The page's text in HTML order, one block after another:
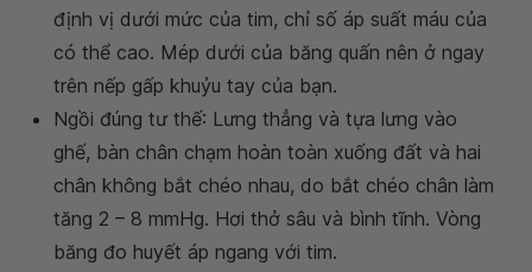
định vị dưới mức của tim, chỉ số áp suất máu của
có thể cao. Mép dưới của băng quấn nên ở ngay
trên nếp gấp khuỷu tay của bạn.
Ngồi đúng tư thế: Lưng thẳng và tựa lưng vào
ghế, bàn chân chạm hoàn toàn xuống đất và hai
chân không bắt chéo nhau, do bắt chéo chân làm
tăng 2 – 8 mmHg. Hơi thở sâu và bình tĩnh. Vòng
băng đo huyết áp ngang với tim.